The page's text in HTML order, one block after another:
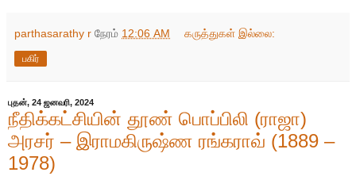
parthasarathy r நேரம் 12:06 AM கருத்துகள் இல்லை:
பகிர்
புதன், 24 ஜனவரி, 2024
நீதிக்கட்சியின் தூண் பொப்பிலி (ராஜா)
அரசர் – இராமகிருஷ்ண ரங்கராவ் (1889 –
1978)